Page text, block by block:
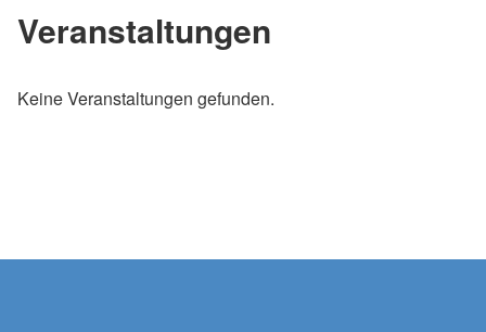
Veranstaltungen
Keine Veranstaltungen gefunden.